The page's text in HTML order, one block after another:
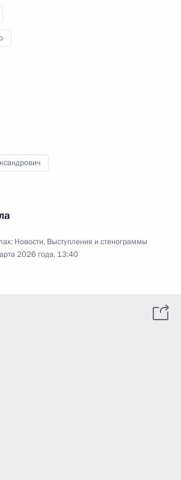
Новости, Выступления и стенограммы
2026 года, 13:40